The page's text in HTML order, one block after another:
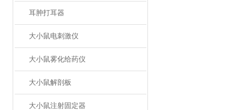
耳肿打耳器
大小鼠电刺激仪
大小鼠雾化给药仪
大小鼠解剖板
大小鼠注射固定器